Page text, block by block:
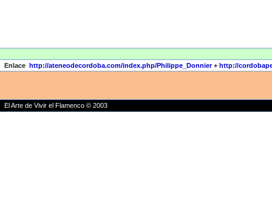
Enlace http://ateneodecordoba.com/index.php/Philippe_Donnier+ http://
El Arte de Vivir el Flamenco © 2003